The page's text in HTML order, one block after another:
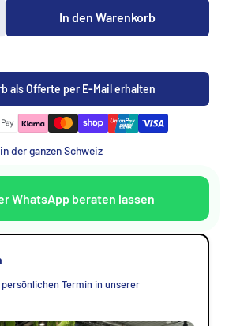
In den Warenkorb
als Offerte per E-Mail erhalten
der ganzen Schweiz
WhatsApp beraten lassen
Termin in unserer